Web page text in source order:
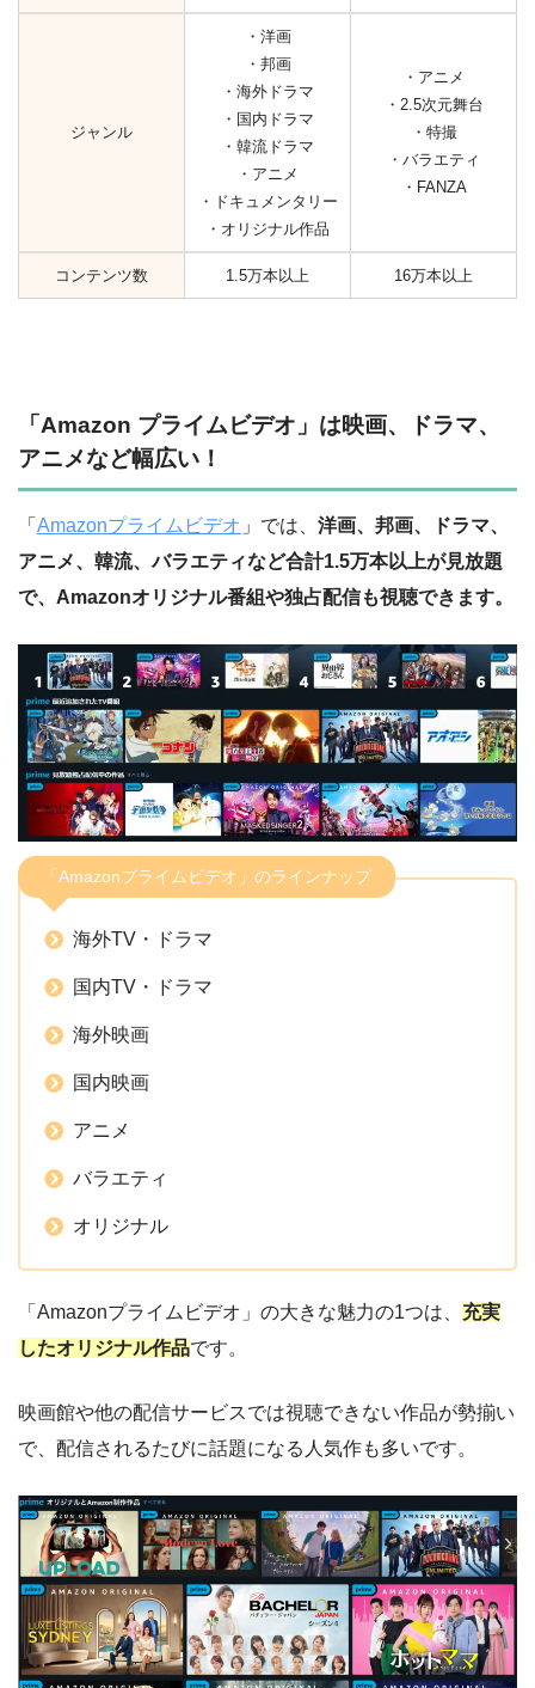
ジャンル
・洋画
・邦画
・海外ドラマ
・国内ドラマ
・韓流ドラマ
・アニメ
・ドキュメンタリー
・オリジナル作品
・アニメ
・2.5次元舞台
・特撮
・バラエティ
・FANZA
コンテンツ数 1.5万本以上 16万本以上
「Amazon プライムビデオ」は映画、ドラマ、
アニメなど幅広い！
「 Amazonプライムビデオ 」では、 洋画、邦画、ドラマ、
アニメ、韓流、バラエティなど合計1.5万本以上が見放題
で、Amazonオリジナル番組や独占配信も視聴できます。
「Amazonプライムビデオ」のラインナップ
海外TV・ドラマ
国内TV・ドラマ
海外映画
国内映画
アニメ
バラエティ
オリジナル
「Amazonプライムビデオ」の大きな魅力の1つは、 充実
したオリジナル作品です。
映画館や他の配信サービスでは視聴できない作品が勢揃い
で、配信されるたびに話題になる人気作も多いです。